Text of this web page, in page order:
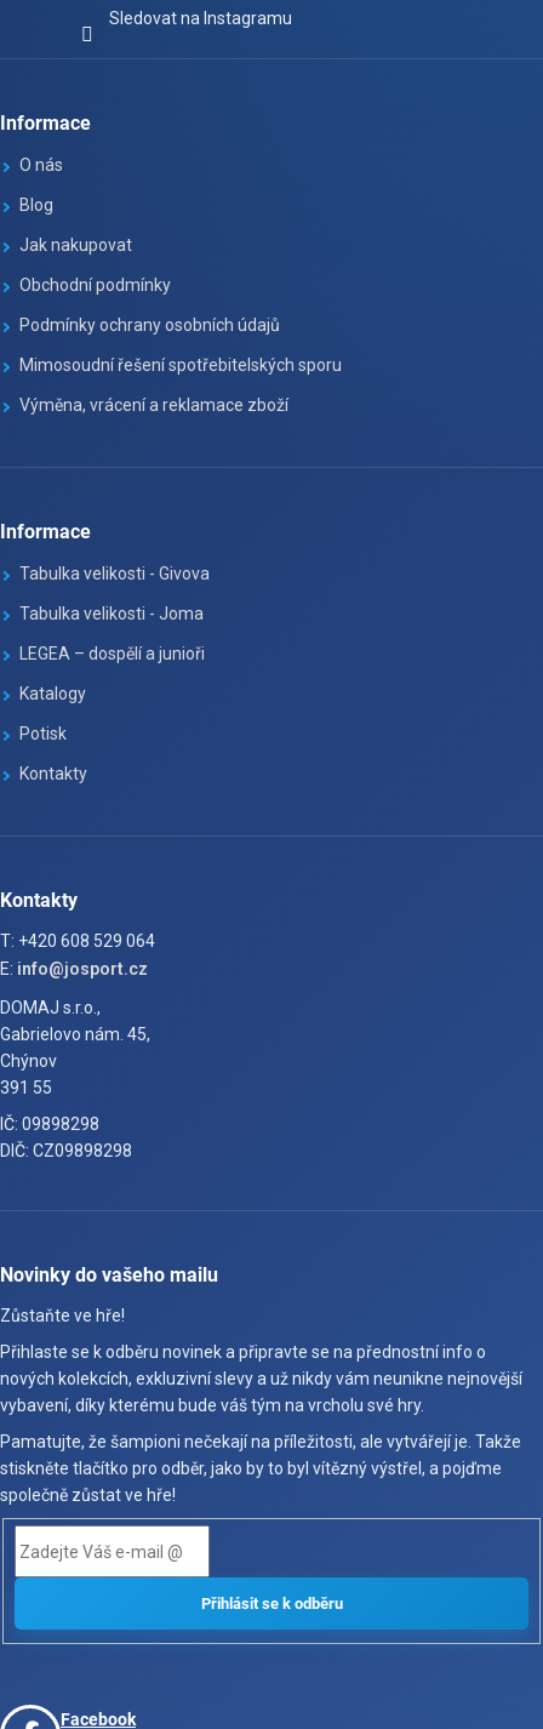
Sledovat na Instagramu
Informace
O nás
Blog
Jak nakupovat
Obchodní podmínky
Podmínky ochrany osobních údajů
Mimosoudní řešení spotřebitelských sporu
Výměna, vrácení a reklamace zboží
Informace
Tabulka velikosti - Givova
Tabulka velikosti - Joma
LEGEA – dospělí a junioři
Katalogy
Potisk
Kontakty
Kontakty
T: +420 608 529 064
E: info@josport.cz
DOMAJ s.r.o.,
Gabrielovo nám. 45,
Chýnov
391 55
IČ: 09898298
DIČ: CZ09898298
Novinky do vašeho mailu
Zůstaňte ve hře!
Přihlaste se k odběru novinek a připravte se na přednostní info o
nových kolekcích, exkluzivní slevy a už nikdy vám neunikne nejnovější
vybavení, díky kterému bude váš tým na vrcholu své hry.
Pamatujte, že šampioni nečekají na příležitosti, ale vytvářejí je. Takže
stiskněte tlačítko pro odběr, jako by to byl vítězný výstřel, a pojďme
společně zůstat ve hře!
Facebook